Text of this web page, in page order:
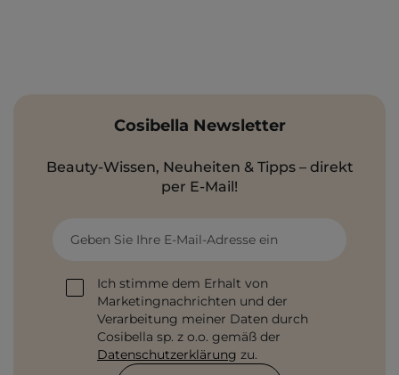
Cosibella Newsletter
Beauty-Wissen, Neuheiten & Tipps – direkt
per E-Mail!
Geben Sie Ihre E-Mail-Adresse ein
Ich stimme dem Erhalt von
Marketingnachrichten und der
Verarbeitung meiner Daten durch
Cosibella sp. z o.o. gemäß der
Datenschutzerklärung zu.